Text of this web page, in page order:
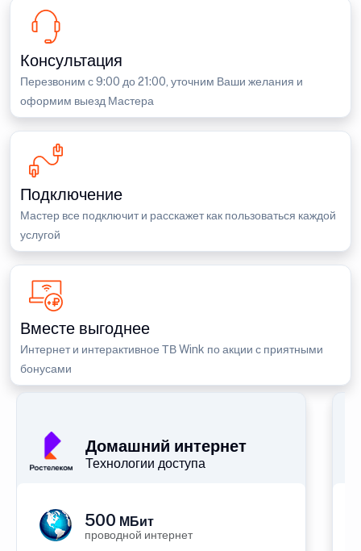
Консультация
Перезвоним с 9:00 до 21:00, уточним Ваши желания и
оформим выезд Мастера
Подключение
Мастер все подключит и расскажет как пользоваться каждой
услугой
Вместе выгоднее
Интернет и интерактивное ТВ Wink по акции с приятными
бонусами
Домашний интернет
Технологии доступа
500 МБит
проводной интернет